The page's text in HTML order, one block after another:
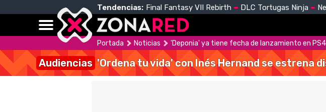
Tendencias: Final Fantasy VII Rebirth DLC Tortugas Ninja
Portada Noticias 'Deponia' ya tiene fecha de lanzamiento en PS4
Audiencias 'Ordena tu vida' con Inés Hernand se estrena